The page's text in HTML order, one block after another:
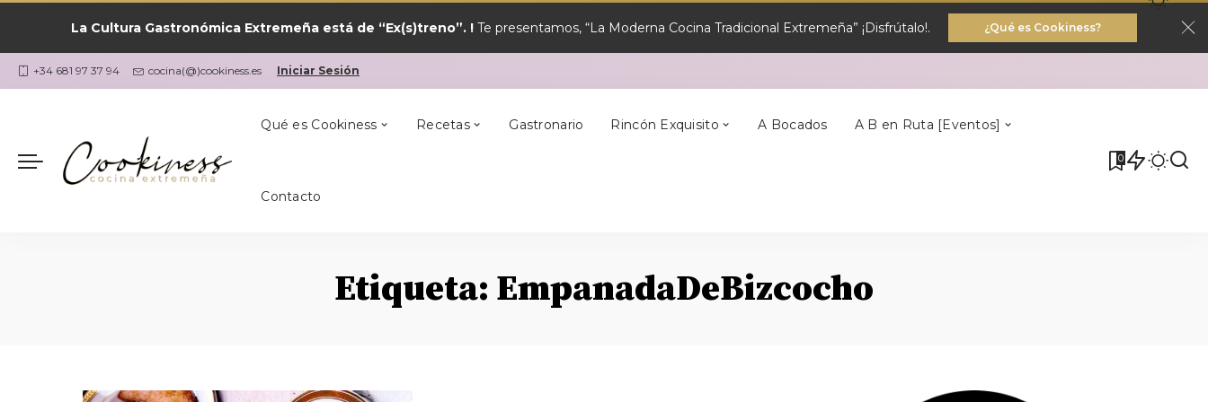
La Cultura Gastronómica Extremeña está de “Ex(s)treno”. ! Te presentamos, “La Moderna Cocina Tradicional Extremeña” ¡Disfrútalo!. ¿Qué es Cookiness?
+34 681 97 37 94 cocina(@)cookiness.es Iniciar Sesión
Qué es Cookiness Recetas
¿Qué Cocino Hoy?
Gastronario Rincón Exquisito A Bocados A B en Ruta [Eventos]
Contacto
0
Las Recetas por
Cookiness
¿Qué Cocino Hoy?
Los Mejores
Postres
En Semana Santa
Coria Alcántara Cilleros Villa Del Rey
Etiqueta: EmpanadaDeBizcocho